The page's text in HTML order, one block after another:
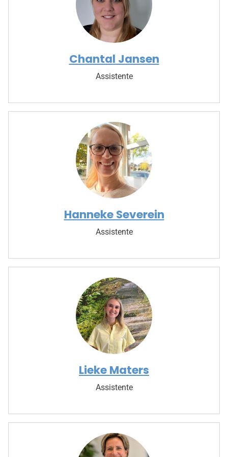
Chantal Jansen
Assistente
Hanneke Severein
Assistente
Lieke Maters
Assistente